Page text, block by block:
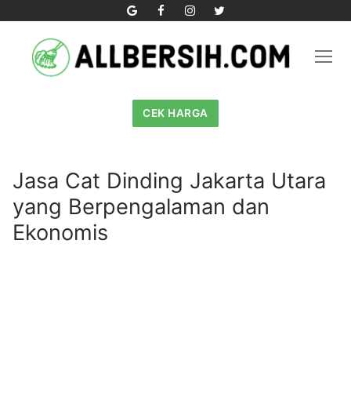
content
CEK HARGA
Jasa Cat Dinding Jakarta Utara
yang Berpengalaman dan
Ekonomis